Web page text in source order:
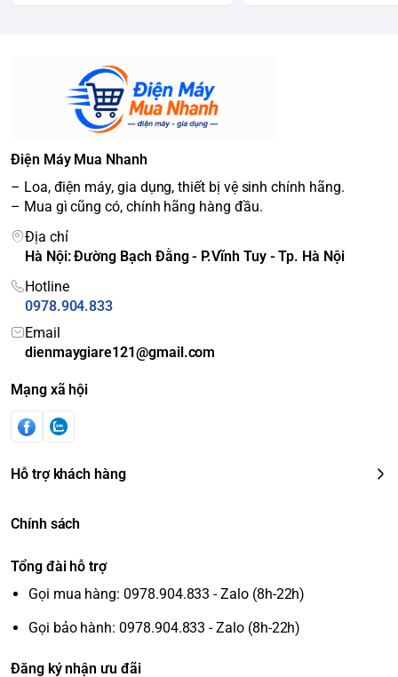
Điện Máy Mua Nhanh
– Loa, điện máy, gia dụng, thiết bị vệ sinh chính hãng.
– Mua gì cũng có, chính hãng hàng đầu.
Địa chỉ
Hà Nội: Đường Bạch Đằng - P.Vĩnh Tuy - Tp. Hà Nội
Hotline
0978.904.833
Email
dienmaygiare121@gmail.com
Mạng xã hội
Hỗ trợ khách hàng
Chính sách
Tổng đài hỗ trợ
Gọi mua hàng: 0978.904.833 - Zalo (8h-22h)
Gọi bảo hành: 0978.904.833 - Zalo (8h-22h)
Đăng ký nhận ưu đãi